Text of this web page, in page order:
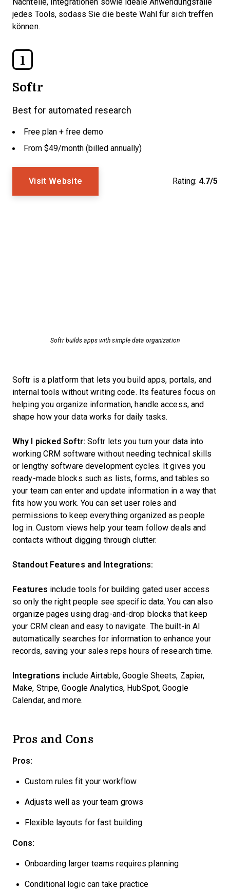
Nachteile, Integrationen sowie ideale Anwendungsfälle
jedes Tools, sodass Sie die beste Wahl für sich treffen
können.
1
Softr
Best for automated research
Free plan + free demo
From $49/month (billed annually)
Visit Website Rating: 4.7/5
Softr builds apps with simple data organization
Softr is a platform that lets you build apps, portals, and
internal tools without writing code. Its features focus on
helping you organize information, handle access, and
shape how your data works for daily tasks.
Why I picked Softr: Softr lets you turn your data into
working CRM software without needing technical skills
or lengthy software development cycles. It gives you
ready-made blocks such as lists, forms, and tables so
your team can enter and update information in a way that
fits how you work. You can set user roles and
permissions to keep everything organized as people
log in. Custom views help your team follow deals and
contacts without digging through clutter.
Standout Features and Integrations:
Features include tools for building gated user access
so only the right people see specific data. You can also
organize pages using drag-and-drop blocks that keep
your CRM clean and easy to navigate. The built-in AI
automatically searches for information to enhance your
records, saving your sales reps hours of research time.
Integrations include Airtable, Google Sheets, Zapier,
Make, Stripe, Google Analytics, HubSpot, Google
Calendar, and more.
Pros and Cons
Pros:
Custom rules fit your workflow
Adjusts well as your team grows
Flexible layouts for fast building
Cons:
Onboarding larger teams requires planning
Conditional logic can take practice